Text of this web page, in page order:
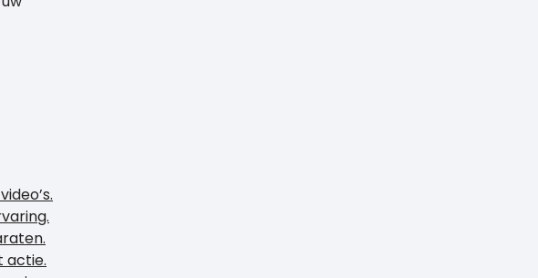
actie.